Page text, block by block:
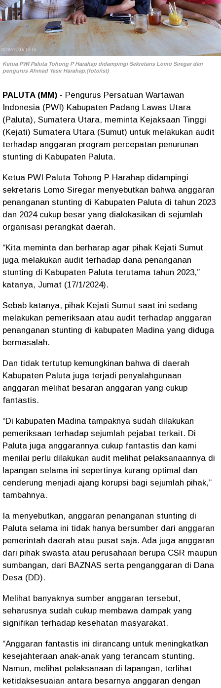
Ketua PWI Paluta Tohong P Harahap didampingi Sekretaris Lomo Siregar dan
pengurus Ahmad Yasir Harahap.(foto/ist)
PALUTA (MM) - Pengurus Persatuan Wartawan
Indonesia (PWI) Kabupaten Padang Lawas Utara
(Paluta), Sumatera Utara, meminta Kejaksaan Tinggi
(Kejati) Sumatera Utara (Sumut) untuk melakukan audit
terhadap anggaran program percepatan penurunan
stunting di Kabupaten Paluta.
Ketua PWI Paluta Tohong P Harahap didampingi
sekretaris Lomo Siregar menyebutkan bahwa anggaran
penanganan stunting di Kabupaten Paluta di tahun 2023
dan 2024 cukup besar yang dialokasikan di sejumlah
organisasi perangkat daerah.
“Kita meminta dan berharap agar pihak Kejati Sumut
juga melakukan audit terhadap dana penanganan
stunting di Kabupaten Paluta terutama tahun 2023,”
katanya, Jumat (17/1/2024).
Sebab katanya, pihak Kejati Sumut saat ini sedang
melakukan pemeriksaan atau audit terhadap anggaran
penanganan stunting di kabupaten Madina yang diduga
bermasalah.
Dan tidak tertutup kemungkinan bahwa di daerah
Kabupaten Paluta juga terjadi penyalahgunaan
anggaran melihat besaran anggaran yang cukup
fantastis.
“Di kabupaten Madina tampaknya sudah dilakukan
pemeriksaan terhadap sejumlah pejabat terkait. Di
Paluta juga anggarannya cukup fantastis dan kami
menilai perlu dilakukan audit melihat pelaksanaannya di
lapangan selama ini sepertinya kurang optimal dan
cenderung menjadi ajang korupsi bagi sejumlah pihak,”
tambahnya.
Ia menyebutkan, anggaran penanganan stunting di
Paluta selama ini tidak hanya bersumber dari anggaran
pemerintah daerah atau pusat saja. Ada juga anggaran
dari pihak swasta atau perusahaan berupa CSR maupun
sumbangan, dari BAZNAS serta penganggaran di Dana
Desa (DD).
Melihat banyaknya sumber anggaran tersebut,
seharusnya sudah cukup membawa dampak yang
signifikan terhadap kesehatan masyarakat.
“Anggaran fantastis ini dirancang untuk meningkatkan
kesejahteraan anak-anak yang terancam stunting.
Namun, melihat pelaksanaan di lapangan, terlihat
ketidaksesuaian antara besarnya anggaran dengan